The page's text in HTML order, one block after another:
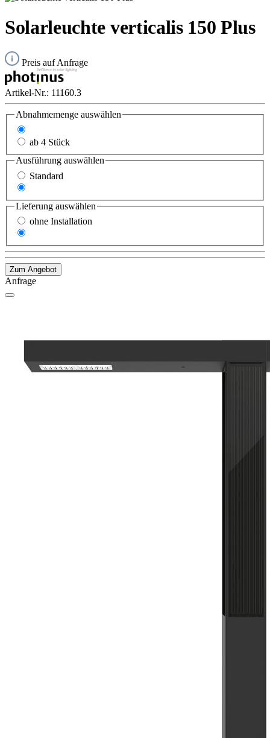
Solarleuchte verticalis 150 Plus
Preis auf Anfrage
Artikel-Nr.: 11160.3
Abnahmemenge auswählen
ab 4 Stück
Ausführung auswählen
Standard
Lieferung auswählen
ohne Installation
Zum Angebot
Anfrage